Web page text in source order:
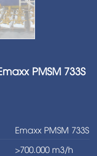
PMSM 733S
Emaxx PMSM 733S
>700.000 m3/h